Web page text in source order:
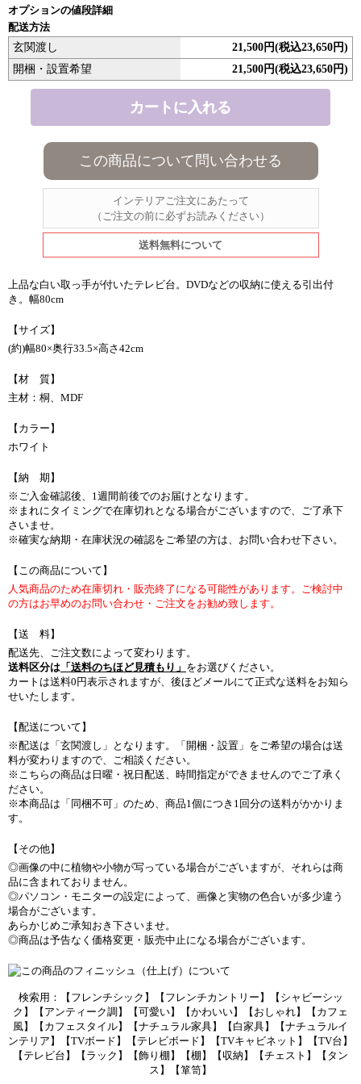
オプションの値段詳細
配送方法
玄関渡し
21,500円(税込23,650円)
開梱・設置希望
21,500円(税込23,650円)
この商品について問い合わせる
インテリアご注文にあたって
（ご注文の前に必ずお読みください）
送料無料について
上品な白い取っ手が付いたテレビ台。DVDなどの収納に使える引出付
き。幅80cm
【サイズ】
(約)幅80×奥行33.5×高さ42cm
【材 質】
主材：桐、MDF
【カラー】
ホワイト
【納 期】
※ご入金確認後、1週間前後でのお届けとなります。
※まれにタイミングで在庫切れとなる場合がございますので、ご了承下
さいませ。
※確実な納期・在庫状況の確認をご希望の方は、お問い合わせ下さい。
【この商品について】
人気商品のため在庫切れ・販売終了になる可能性があります。ご検討中
の方はお早めのお問い合わせ・ご注文をお勧め致します。
【送 料】
配送先、ご注文数によって変わります。
送料区分は 「送料のちほど見積もり」 をお選びください。
カートは送料0円表示されますが、後ほどメールにて正式な送料をお知ら
せいたします。
【配送について】
※配送は「玄関渡し」となります。「開梱・設置」をご希望の場合は送
料が変わりますので、ご相談ください。
※こちらの商品は日曜・祝日配送、時間指定ができませんのでご了承く
ださい。
※本商品は「同梱不可」のため、商品1個につき1回分の送料がかかりま
す。
【その他】
◎画像の中に植物や小物が写っている場合がございますが、それらは商
品に含まれておりません。
◎パソコン・モニターの設定によって、画像と実物の色合いが多少違う
場合がございます。
あらかじめご承知おき下さいませ。
◎商品は予告なく価格変更・販売中止になる場合がございます。
検索用：【フレンチシック】【フレンチカントリー】【シャビーシッ
ク】【アンティーク調】【可愛い】【かわいい】【おしゃれ】【カフェ
風】【カフェスタイル】【ナチュラル家具】【白家具】【ナチュラルイ
ンテリア】【TVボード】【テレビボード】【TVキャビネット】【TV台】
【テレビ台】【ラック】【飾り棚】【棚】【収納】【チェスト】【タン
ス】【箪笥】